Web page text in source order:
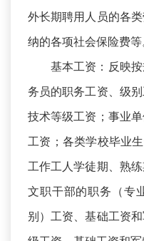
外长期聘用人员的各
纳的各项社会保险费等
基本工资：反映
务员的职务工资、级
技术等级工资；事业
工资；各类学校毕业
工作工人学徒期、熟
文职干部的职务（专
别）工资、基础工资